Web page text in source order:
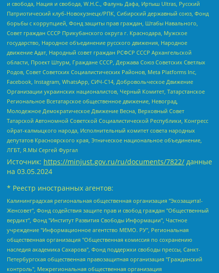
и свобода, Нация и свобода, W.H.С., Фалунь Дафа, Иртыш Ultras, Русский
Патриотический клуб-Новокузнецк/РПК, Сибирский державный союз, Фонд
борьбы с коррупцией, Фонд защиты прав граждан, Штабы Навального,
Совет граждан СССР Прикубанского округа г. Краснодара, Мужское
государство, Народное объединение русского движения, Народное
движение Адат, Народный совет граждан РСФСР СССР Архангельской
области, Проект Штурм, Граждане СССР, Держава Союз Советских Светлых
Родов, Совет Советских Социалистических Районов, Meta Platforms Inc,
Facebook, Instagram, WhatsApp, СИЧ-С14, Добровольческое Движение
Организации украинских националистов, Черный Комитет, Татарстанское
Региональное Всетатарское общественное движение, Невоград,
Молодежное Демократическое Движение Весна, Верховный Совет
Татарской Автономной Советской Социалистической Республики, Конгресс
ойрат-калмыцкого народа, Исполнительный комитет совета народных
депутатов Красноярского края, Этническое национальное объединение,
ЛГБТ, Я.МЫ Сергей Фургал
Источник: https://minjust.gov.ru/ru/documents/7822/ данные
на 03.05.2024
* Реестр иностранных агентов:
Калининградская региональная общественная организация "Экозащита!-Женсовет", Фонд содействия защите прав и свобод граждан "Общественный вердикт", Фонд "Институт Развития Свободы Информации", Частное учреждение "Информационное агентство МЕМО. РУ", Региональная общественная организация "Общественная комиссия по сохранению наследия академика Сахарова", Фонд поддержки свободы прессы, Санкт-Петербургская общественная правозащитная организация "Гражданский контроль", Межрегиональная общественная организация "Информационно-просветительский центр "Мемориал", Региональный Фонд "Центр Защиты Прав Средств Массовой Информации", с 05.12.2023 Фонд "Центр Защиты Прав Средств массовой информации", Региональная общественная благотворительная организация помощи беженцам и мигрантам "Гражданское содействие", Негосударственное образовательное учреждение дополнительного профессионального образования (повышение квалификации) специалистов "АКАДЕМИЯ ПО ПРАВАМ ЧЕЛОВЕКА", Свердловская региональная общественная организация "Сутяжник", Автономная некоммерческая организация "Центр независимых социологических исследований", Союз общественных объединений "Российский исследовательский центр по правам человека", Региональное общественное учреждение научно-информационный центр "МЕМОРИАЛ", Некоммерческая организация "Фонд защиты гласности", Автономная некоммерческая организация "Институт прав человека", Городская общественная организация "Екатеринбургское общество "МЕМОРИАЛ", Городская общественная организация "Рязанское историко-просветительское и правозащитное общество "Мемориал" (Рязанский Мемориал), Челябинский региональный орган общественной самодеятельности – женское общественное объединение "Женщины Евразии", Челябинский региональный орган общественной самодеятельности "Уральская правозащитная группа", Фонд содействия защите здоровья и социальной справедливости имени Андрея Рылькова, Автономная Некоммерческая Организация "Аналитический Центр Юрия Левады", Автономная некоммерческая организация социальной поддержки населения "Проект Апрель", Региональная общественная организация помощи женщинам и детям, находящимся в кризисной ситуации "Информационно-методический центр "Анна", Фонд содействия развитию массовых коммуникаций и правовому просвещению "Так-так-Так", Фонд содействия устойчивому развитию "Серебряная тайга", Свердловский региональный общественный фонд социальных проектов "Новое время", "Idel.Реалии", Кавказ.Реалии, Крым.Реалии, Телеканал Настоящее Время, Татаро-башкирская служба Радио Свобода (Azatliq Radiosi), Радио Свободная Европа/Радио Свобода (PCE/PC), "Сибирь.Реалии", "Фактограф", Благотворительный фонд помощи осужденным и их семьям, Автономная некоммерческая организация "Институт глобализации и социальных движений", Фонд "В защиту прав заключенных", Частное учреждение "Центр поддержки и содействия развитию средств массовой информации", Пензенский региональный общественный благотворительный фонд "Гражданский союз", "Север.Реалии", Некоммерческая организация Фонд "Правовая инициатива", Общество с ограниченной ответственностью "Радио Свободная Европа/Радио Свобода", Чешское информационное агентство "MEDIUM-ORIENT", Красноярская региональная общественная организация "Мы против СПИДа", Камалягин Денис Николаевич, Маркелов Сергей Евгеньевич, Пономарев Лев Александрович, Савицкая Людмила Алексеевна, Автономная некоммерческая организация "Центр по работе с проблемой насилия "НАСИЛИЮ.НЕТ", Межрегиональный профессиональный союз работников здравоохранения "Альянс врачей", Юридическое лицо, зарегистрированное в Латвийской Республике, SIA "Medusa Project" (регистрационный номер 40103797863, дата регистрации 10.06.2014), Некоммерческая организация "Фонд по борьбе с коррупцией", Автономная некоммерческая организация "Институт права и публичной политики", Баданин Роман Сергеевич, Гликин Максим Александрович, Железнова Мария Михайловна, Лукьянова Юлия Сергеевна, Маетная Елизавета Витальевна, Маняхин Петр Борисович, Чуракова Ольга Владимировна, Ярош Юлия Петровна, Юридическое лицо "The Insider SIA", зарегистрированное в Риге, Латвийская Республика (дата регистрации 26.06.2015), являющееся администратором доменного имени интернет-издания "The Insider SIA", https://theins.ru, Постернак Алексей Евгеньевич, Рубин Михаил Аркадьевич, Анин Роман Александрович, Юридическое лицо Istories fonds, зарегистрированное в Латвийской Республике (регистрационный номер 50008295751, дата регистрации 24.02.2020), Великовский Дмитрий Александрович, Долинина Ирина Николаевна, Мароховская Алеся Алексеевна, Шлейнов Роман Юрьевич, Шмагун Олеся Валентиновна, Общество с ограниченной ответственностью "Альтаир 2021", Общество с ограниченной ответственностью "Вега 2021", Общество с ограниченной ответственностью "Главный редактор 2021", Общество с ограниченной ответственностью "Ромашки монолит", Важенков Артем Валерьевич, Ивановская областная общественная организация "Центр гендерных исследований", Гурман Юрий Альбертович, Медиапроект "ОВД-Инфо", Егоров Владимир Владимирович, Жилинский Владимир Александрович, Общество с ограниченной ответственностью "ЗП", Иванова София Юрьевна, Карезина Инна Павловна, Кильтау Екатерина Викторовна, Петров Алексей Викторович, Пискунов Сергей Евгеньевич, Смирнов Сергей Сергеевич, Тихонов Михаил Сергеевич, Общество с ограниченной ответственностью "ЖУРНАЛИСТ-ИНОСТРАННЫЙ АГЕНТ", Арапова Галина Юрьевна, Вольтская Татьяна Анатольевна, Американская компания "Mason G.E.S. Anonymous Foundation" (США), являющаяся владельцем интернет-издания https://mnews.world/, Компания "Stichting Bellingcat", зарегистрированная в Нидерландах (дата регистрации 11.07.2018), Захаров Андрей Вячеславович, Клепиковская Екатерина Дмитриевна, Общество с ограниченной ответственностью "МЕМО", Перл Роман Александрович, Симонов Евгений Алексеевич, Соловьева Елена Анатольевна, Сотников Даниил Владимирович, Сурначева Елизавета Дмитриевна, Автономная некоммерческая организация по защите прав человека и информированию населения "Якутия – Наше Мнение", Общество с ограниченной ответственностью "Москоу диджитал медиа", с 26.01.2023 Общество с ограниченной ответственностью "Чайка Белые сады", Ветошкина Валерия Валерьевна, Заговора Максим Александрович, Межрегиональное общественное движение "Российская ЛГБТ - сеть", Оленичев Максим Владимирович, Павлов Иван Юрьевич, Скворцова Елена Сергеевна, Общество с ограниченной ответственностью "Как бы инагент", Кочетков Игорь Викторович, Общество с ограниченной ответственностью "Честные выборы", Еланчик Олег Александрович, Общество с ограниченной ответственностью "Нобелевский призыв", Гималова Регина Эмилевна, Григорьев Андрей Валерьевич, Григорьева Алина Александровна, Ассоциация по содействию защите прав призывников, альтернативнослужащих и военнослужащих "Правозащитная группа "Гражданин.Армия.Право", Хисамова Регина Фаритовна, Автономная некоммерческая организация по реализации социально-правовых программ "Лилит", Дальневосточное общественное движение "Маяк", Санкт-Петербургская ЛГБТ-инициативная группа "Выход", Инициативная группа ЛГБТ+ "Реверс", Алексеев Андрей Викторович, Бекбулатова Таисия Львовна, Беляев Иван Михайлович, Владыкина Елена Сергеевна, Гельман Марат Александрович, Никульшина Вероника Юрьевна, Толоконникова Надежда Андреевна, Шендерович Виктор Анатольевич, Общество с ограниченной ответственностью "Данное сообщение", Общество с ограниченной ответственностью Издательский дом "Новая глава", Айнбиндер Александра Александровна, Московский комьюнити-центр для ЛГБТ+инициатив, Благотворительный фонд развития филантропии, Deutsche Welle (Германия, Kurt-Schumacher-Strasse 3, 53113 Bonn), Борзунова Мария Михайловна, Воробьев Виктор Викторович, Голубева Анна Львовна, Константинова Алла Михайловна, Малкова Ирина Владимировна, Мурадов Мурад Абдулгалимович, Осетинская Елизавета Николаевна, Понасенков Евгений Николаевич, Ганапольский Матвей Юрьевич, Киселев Евгений Алексеевич, Борухович Ирина Григорьевна, Дремин Иван Тимофеевич, Дубровский Дмитрий Викторович, Красноярская региональная общественная организация поддержки и развития альтернативных образовательных технологий и межкультурных коммуникаций "ИНТЕРРА", Маяковская Екатерина Алексеевна, Фейгин Марк Захарович, Филимонов Андрей Викторович, Дзугкоева Регина Николаевна, Доброхотов Роман Александрович, Дудь Юрий Александрович, Елкин Сергей Владимирович, Кругликов Кирилл Игоревич, Сабунаева Мария Леонидовна, Семенов Алексей Владимирович, Шаинян Карен Багратович, Шульман Екатерина Михайловна, Асафьев Артур Валерьевич, Вахштайн Виктор Семенович, Венедиктов Алексей Алексеевич, Лушникова Екатерина Евгеньевна, Волков Леонид Михайлович, Невзоров Александр Глебович, Пархоменко Сергей Борисович, Сироткин Ярослав Николаевич, Кара-Мурза Владимир Владимирович, Баранова Наталья Владимировна, Гозман Леонид Яковлевич, Кагарлицкий Борис Юльевич, Климарев Михаил Валерьевич, Милов Владимир Станиславович, Автономная некоммерческая организация Краснодарский центр современного искусства "Типография", Моргенштерн Алишер Тагирович, Соболь Любовь Эдуардовна, Общество с ограниченной ответственностью "ЛИЗА НОРМ", Каспаров Гарри Кимович, Ходорковский Михаил Борисович, Общество с ограниченной ответственностью "Апрельские тезисы", Данилович Ирина Брониславовна, Кашин Олег Владимирович, Петров Николай Владимирович, Пивоваров Алексей Владимирович, Соколов Михаил Владимирович, Цветкова Юлия Владимировна, Чичваркин Евгений Александрович, Комитет против пыток/Команда против пыток, Общество с ограниченной ответственностью "Первый научный", Общество с ограниченной ответственностью "Вертолет и ко", Белоцерковская Вероника Борисовна, Кац Максим Евгеньевич, Лазарева Татьяна Юрьевна, Шаведдинов Руслан Табризович, Яшин Илья Валерьевич, Общество с ограниченной ответственностью "Иноагент ААВ", Алешковский Дмитрий Петрович, Альбац Евгения Марковна, Быков Дмитрий Львович, Галямина Юлия Евгеньевна, Лойко Сергей Леонидович, Мартынов Кирилл Константинович, Медведев Сергей Александрович, Крашенинников Федор Геннадиевич, Гордеева Катерина Вл